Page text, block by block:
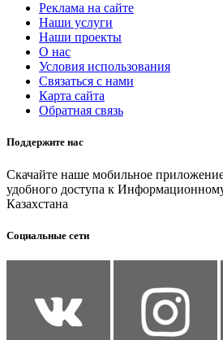
Реклама на сайте
Наши услуги
Наши проекты
О нас
Условия использования
Связаться с нами
Карта сайта
Обратная связь
Поддержите нас
Скачайте наше мобильное
удобного доступа к
Казахстана
Социальные сети